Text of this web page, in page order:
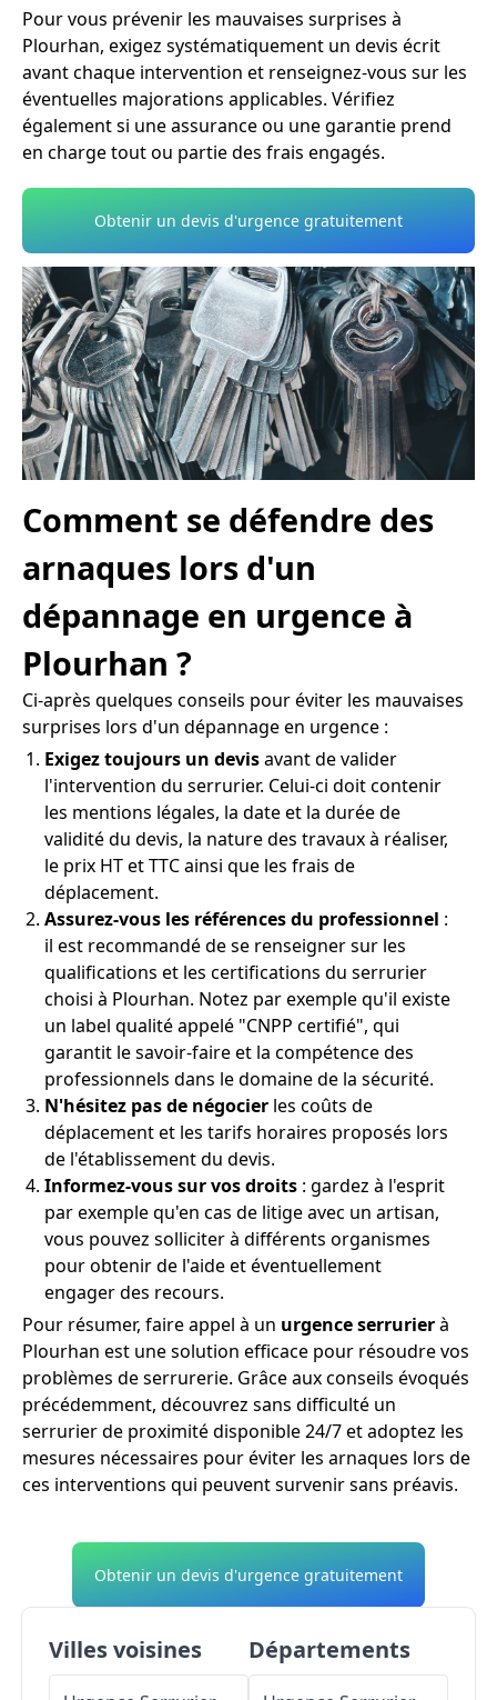
Pour vous prévenir les mauvaises surprises à
Plourhan, exigez systématiquement un devis écrit
avant chaque intervention et renseignez-vous sur les
éventuelles majorations applicables. Vérifiez
également si une assurance ou une garantie prend
en charge tout ou partie des frais engagés.
Obtenir un devis d'urgence gratuitement
Comment se défendre des
arnaques lors d'un
dépannage en urgence à
Plourhan ?
Ci-après quelques conseils pour éviter les mauvaises
surprises lors d'un dépannage en urgence :
Exigez toujours un devisavant de valider
l'intervention du serrurier. Celui-ci doit contenir
les mentions légales, la date et la durée de
validité du devis, la nature des travaux à réaliser,
le prix HT et TTC ainsi que les frais de
déplacement.
Assurez-vous les références du professionnel :
il est recommandé de se renseigner sur les
qualifications et les certifications du serrurier
choisi à Plourhan. Notez par exemple qu'il existe
un label qualité appelé "CNPP certifié", qui
garantit le savoir-faire et la compétence des
professionnels dans le domaine de la sécurité.
N'hésitez pas de négocier les coûts de
déplacement et les tarifs horaires proposés lors
de l'établissement du devis.
Informez-vous sur vos droits : gardez à l'esprit
par exemple qu'en cas de litige avec un artisan,
vous pouvez solliciter à différents organismes
pour obtenir de l'aide et éventuellement
engager des recours.
Pour résumer, faire appel à un urgence serrurierà
Plourhan est une solution efficace pour résoudre vos
problèmes de serrurerie. Grâce aux conseils évoqués
précédemment, découvrez sans difficulté un
serrurier de proximité disponible 24/7 et adoptez les
mesures nécessaires pour éviter les arnaques lors de
ces interventions qui peuvent survenir sans préavis.
Obtenir un devis d'urgence gratuitement
Villes voisines Départements